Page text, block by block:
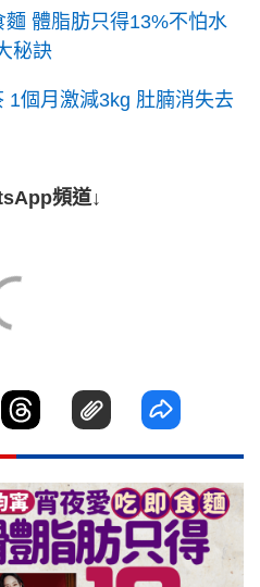
體脂肪只得13%不怕水
秘訣
1個月激減3kg 肚腩消失去
頻道↓